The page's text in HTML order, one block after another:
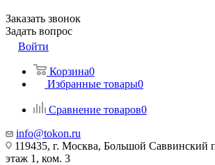
Заказать звонок
Задать вопрос
Войти
Корзина0
Избранные товары0
Сравнение товаров0
info@tokon.ru
119435, г. Москва, Большой Саввинский
этаж 1, ком. 3